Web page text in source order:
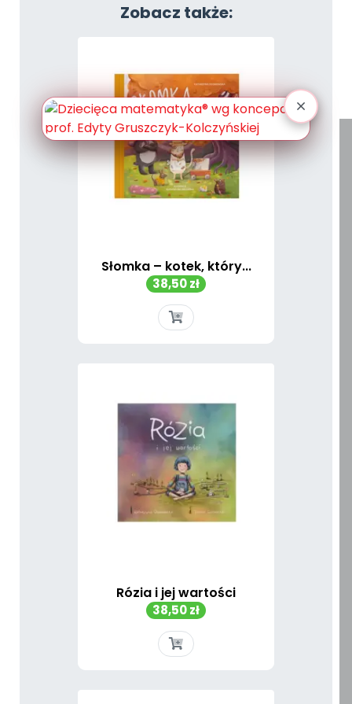
Zobacz także:
Słomka – kotek, który...
Cena
38,50 zł
Rózia i jej wartości
Cena
38,50 zł